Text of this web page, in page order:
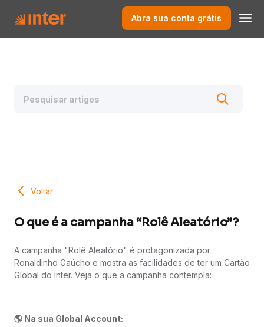
Abra sua conta grátis
Voltar
O que é a campanha “Rolê Aleatório”?
A campanha "Rolê Aleatório" é protagonizada por
Ronaldinho Gaúcho e mostra as facilidades de ter um Cartão
Global do Inter. Veja o que a campanha contempla:
🌎 Na sua Global Account: